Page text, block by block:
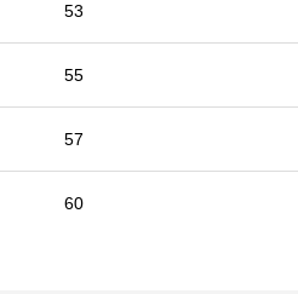
53
55
57
60